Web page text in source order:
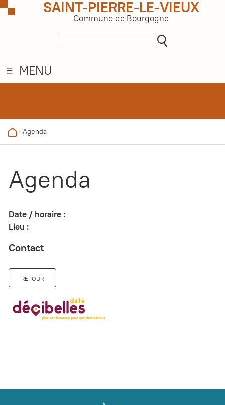
SAINT-PIERRE-LE-VIEUX
Commune de Bourgogne
MENU
› Agenda
Agenda
Date / horaire :
Lieu :
Contact
RETOUR